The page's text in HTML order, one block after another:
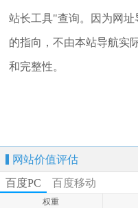
站长工具"查询。因为网
的指向，不由本站导航实
和完整性。
网站价值评估
百度PC
百度移动
权重